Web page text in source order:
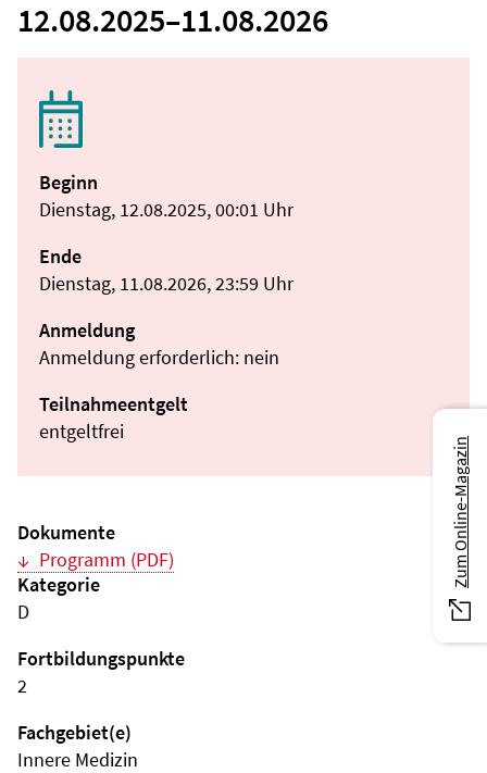
12.08.2025–11.08.2026
Beginn
Dienstag, 12.08.2025, 00:01 Uhr
Ende
Dienstag, 11.08.2026, 23:59 Uhr
Anmeldung
Anmeldung erforderlich: nein
Teilnahmeentgelt
entgeltfrei
Dokumente
Programm (PDF)
Kategorie
D
Fortbildungspunkte
2
Fachgebiet(e)
Innere Medizin
Zum Online-Magazin